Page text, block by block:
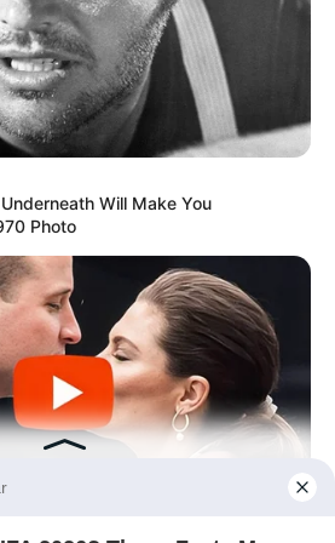
de cookies
experiencias, utilizamos
cookies para almacenar y/o
del dispositivo. El
el comportamiento de
Will Make You
Photo